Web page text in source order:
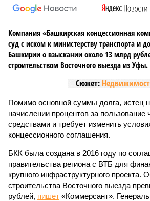
Компания «Башкирская концессионная
суд с иском к министерству транспорта и
Башкирии о взыскании около 13 млрд
строительством Восточного выезда из Уфы.
Сюжет:
Помимо основной суммы долга, истец
начислении процентов за
средствами и требует изменить
концессионного соглашения.
БКК была создана в 2016 году по
правительства региона с ВТБ для
крупного инфраструктурного проекта.
строительства Восточного выезда
рублей, пишет «Коммерсант».